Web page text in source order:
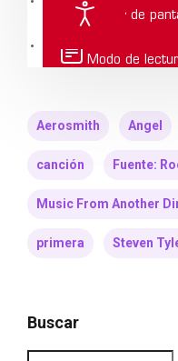
Aerosmith Angel
canción Fuente:
Music From Another
primera Steven
Buscar